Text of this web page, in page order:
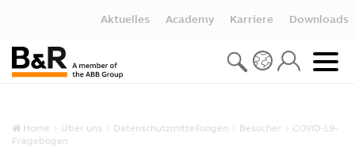
Aktuelles Academy Karriere Downloads
Home Über uns Datenschutzmitteilungen Besucher
COVID-19-
Fragebogen